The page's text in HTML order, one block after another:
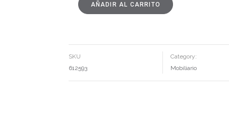
SILLA
BLANCO
X
X
CM
AÑADIR AL CARRITO
SKU
612593
Category:
Mobiliario